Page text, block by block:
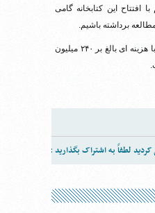
افتتاح این کتابخانه گامی
برداشته باشیم.
وی در ادامه گفت: این کتابخانه با هزینه ‌ای بالغ بر ۲۴۰ میلیون
لطفاً به اشتراک بگذارید :